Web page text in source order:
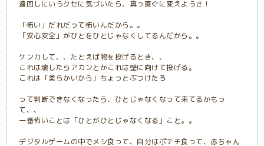
遠回しにいうクセに気づいたら、真っ直ぐに変えようさ！
「怖い」だれだって怖いんだから。。
「安心安全」がひとをひとじゃなくしてるんだから。。
ケンカして、、たとえば物を投げるとき、、
これは壊したらアカンとかこれは壁に向けて投げる。
これは「柔らかいから」ちょっとぶつけたろ
って判断できなくなったら、ひとじゃなくなって来てるかもっ
て、、
一番怖いことは「ひとがひとじゃなくなる」こと。。
デジタルゲームの中でメシ食って、自分はポテチ食って、赤ちゃん